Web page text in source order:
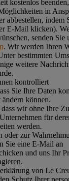
kostenlos
in
abbestellen, indem
E-Mail klicken).
senden Sie
. Wir werden Ihren
bestimmten
weitere
kontrolliert
Sie Ihre Daten
können.
wir ohne Ihre
für
werden.
oder zur
Sie eine E-Mail an
und uns Ihr
von Le
Schutz Ihrer